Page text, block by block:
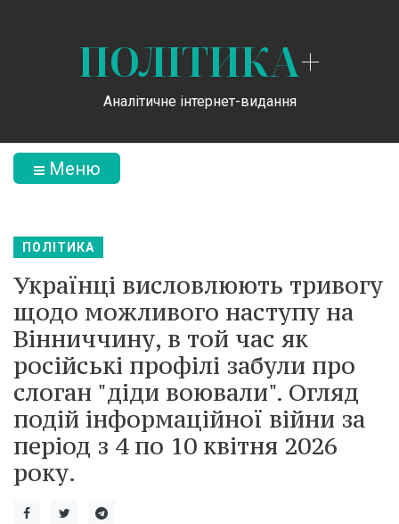
ПОЛІТИКА+
Аналітичне інтернет-видання
Меню
ПОЛІТИКА
Українці висловлюють тривогу
щодо можливого наступу на
Вінниччину, в той час як
російські профілі забули про
слоган "діди воювали". Огляд
подій інформаційної війни за
період з 4 по 10 квітня 2026
року.